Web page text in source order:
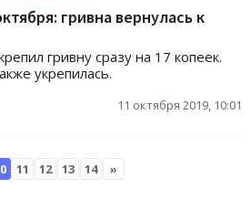
гривна вернулась к
гривну сразу на 17 копеек.
укрепилась.
11 октября 2019, 10:01
11 12 13 14 »